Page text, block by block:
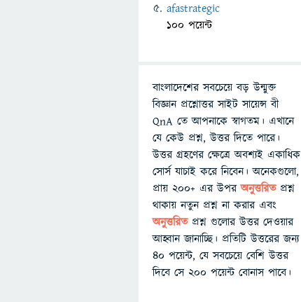
afastrategic
100 পয়েন্ট
বাংলাদেশের সবচেয়ে বড় উন্মুক্ত
বিজ্ঞান প্রশ্নোত্তর সাইট সায়েন্স বী
QnA তে আপনাকে স্বাগতম। এখানে
যে কেউ প্রশ্ন, উত্তর দিতে পারে।
উত্তর গ্রহণের ক্ষেত্রে অবশ্যই একাধিক
সোর্স যাচাই করে নিবেন। অনেকগুলো,
প্রায় ২০০+ এর উপরঅনুত্তরিতপ্রশ্ন
থাকায় নতুন প্রশ্ন না করার এবং
অনুত্তরিত প্রশ্ন গুলোর উত্তর দেওয়ার
আহ্বান জানাচ্ছি। প্রতিটি উত্তরের জন্য
৪০ পয়েন্ট, যে সবচেয়ে বেশি উত্তর
দিবে সে ২০০ পয়েন্ট বোনাস পাবে।